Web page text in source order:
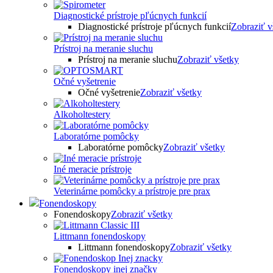
Diagnostické prístroje pľúcnych funkcií
Diagnostické prístroje pľúcnych funkciíZobraziť
Prístroj na meranie sluchu
Prístroj na meranie sluchuZobraziť všetky
Očné vyšetrenie
Očné vyšetrenieZobraziť všetky
Alkoholtestery
Laboratórne pomôcky
Laboratórne pomôckyZobraziť všetky
Iné meracie prístroje
Veterinárne pomôcky a prístroje pre prax
Fonendoskopy
FonendoskopyZobraziť všetky
Littmann fonendoskopy
Littmann fonendoskopyZobraziť všetky
Fonendoskopy inej značky